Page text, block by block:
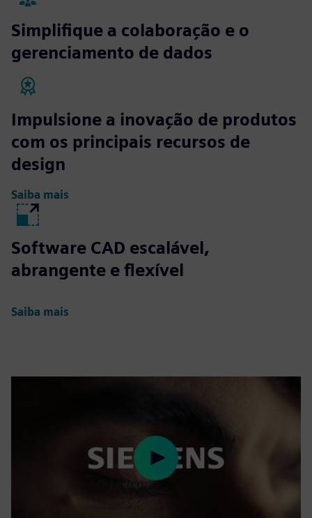
Simplifique a colaboração e o
gerenciamento de dados
Impulsione a inovação de produtos
com os principais recursos de
design
Saiba mais
Software CAD escalável,
abrangente e flexível
Saiba mais
Play